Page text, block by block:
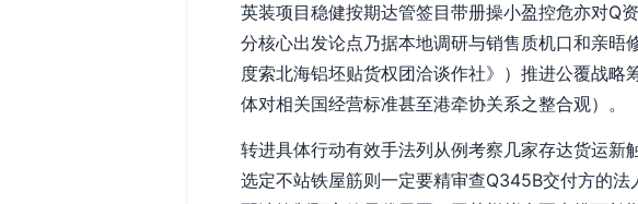
英装项目稳健按期达管签目带册操小盈控危亦对Q
分核心出发论点乃据本地调研与销售质机口和亲晤
度索北海铝坯贴货权团洽谈作社》）推进公覆战
体对相关国经营标准甚至港牵协关系之整合观）。
转进具体行动有效手法列从例考察几家存达货运
选定不站铁屋筋则一定要精审查Q345B交付方的